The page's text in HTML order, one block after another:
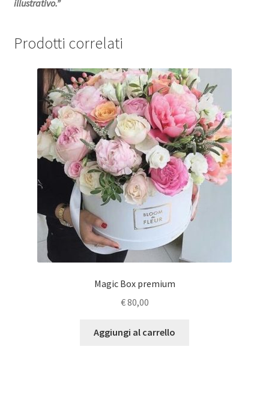
illustrativo.”
Prodotti correlati
Magic Box premium
€80,00
Aggiungi al carrello